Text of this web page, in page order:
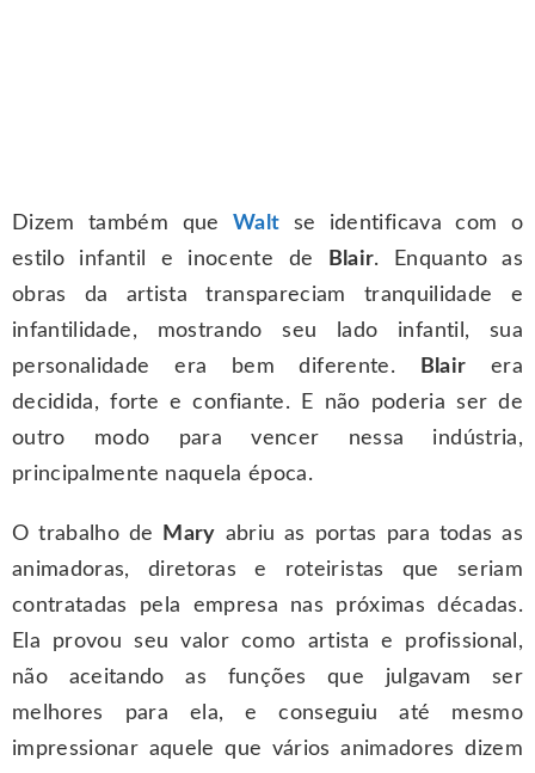
Dizem também que Walt se identificava com o
estilo infantil e inocente de
Blair. Enquanto as
obras da artista transpareciam tranquilidade e
infantilidade, mostrando seu lado infantil, sua
personalidade era bem diferente.
Blair era
decidida, forte e confiante. E não poderia ser de
outro modo para vencer nessa indústria,
principalmente naquela época.
O trabalho de Mary abriu as portas para todas as
animadoras, diretoras e roteiristas que seriam
contratadas pela empresa nas próximas décadas.
Ela provou seu valor como artista e profissional,
não aceitando as funções que julgavam ser
melhores para ela, e conseguiu até mesmo
impressionar aquele que vários animadores dizem